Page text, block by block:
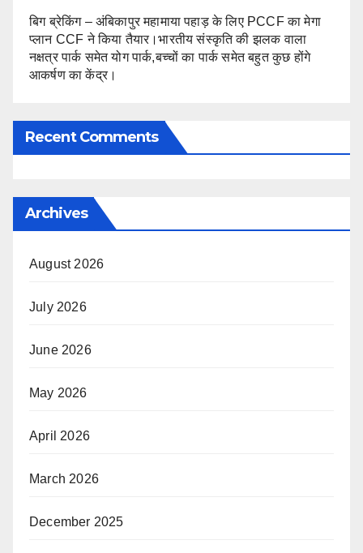
बिग ब्रेकिंग – अंबिकापुर महामाया पहाड़ के लिए PCCF का मेगा
प्लान CCF ने किया तैयार।भारतीय संस्कृति की झलक वाला
नक्षत्र पार्क समेत योग पार्क,बच्चों का पार्क समेत बहुत कुछ होंगे
आकर्षण का केंद्र।
Recent Comments
Archives
August 2026
July 2026
June 2026
May 2026
April 2026
March 2026
December 2025